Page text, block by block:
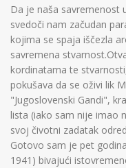
Da je naša savremenost
svedoči nam začudan
kojima se spaja iščezla
savremena
kordinatama te
pokušava da se oživi lik
"Jugoslovenski Gandi",
lista (iako sam nije imao
svoj čivotni zadatak
Gotovo sam je pet
1941) bivajući